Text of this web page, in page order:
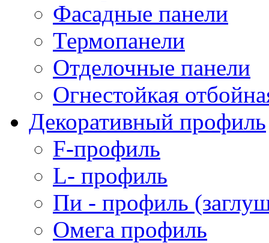
Фасадные панели
Термопанели
Отделочные панели
Огнестойкая
Декоративный профиль
F-профиль
L- профиль
Пи - профиль
Омега профиль